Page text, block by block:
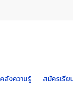
คลังความรู้ สมัครเรีย